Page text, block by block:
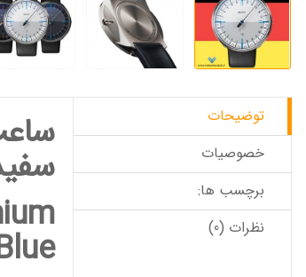
توضیحات
خصوصیات
برچسب ها:
نظرات (0)